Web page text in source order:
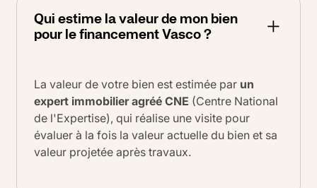
Qui estime la valeur de mon bien
pour le financement Vasco ?
La valeur de votre bien est estimée par un
expert immobilier agréé CNE (Centre National
de l'Expertise), qui réalise une visite pour
évaluer à la fois la valeur actuelle du bien et sa
valeur projetée après travaux.